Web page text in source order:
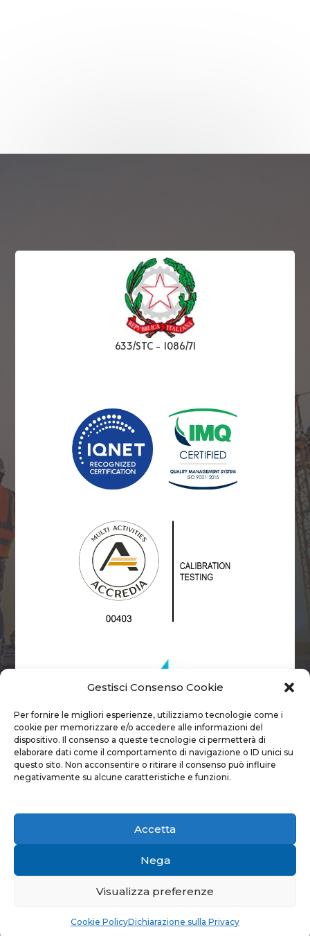
Gestisci Consenso Cookie
Per fornire le migliori esperienze, utilizziamo tecnologie come i
cookie per memorizzare e/o accedere alle informazioni del
dispositivo. Il consenso a queste tecnologie ci permetterà di
elaborare dati come il comportamento di navigazione o ID unici su
questo sito. Non acconsentire o ritirare il consenso può influire
negativamente su alcune caratteristiche e funzioni.
Accetta
Nega
Visualizza preferenze
Cookie PolicyDichiarazione sulla Privacy
633/STC- 1086/71
3235700 – Fax 035 3235750 –
P&P LMC SRL – P.I. e C.F. 02787860168 – Cap.
soc. 26.000,00 €